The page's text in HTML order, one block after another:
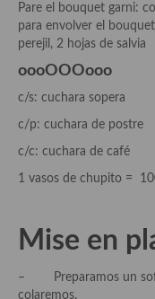
Bocadillos,
demás
Ensaladas
Entrantes
Quínoa
Pare el bouquet garni:
para envolver el
perejil, 2 hojas de salvia
oooOOOooo
c/s: cuchara sopera
c/p: cuchara de postre
c/c: cuchara de café
1 vasos de chupito =
Mise en
– Preparamos un
colaremos.